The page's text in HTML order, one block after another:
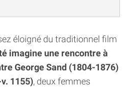
éloigné du traditionnel film
imagine une rencontre à
George Sand (1804-1876)
1155), deux femmes